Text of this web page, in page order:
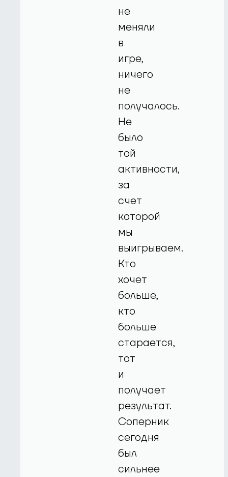
не
меняли
в
игре,
ничего
не
получалось.
Не
было
той
активности,
за
счет
которой
мы
выигрываем.
Кто
хочет
больше,
кто
больше
старается,
тот
и
получает
результат.
Соперник
сегодня
был
сильнее